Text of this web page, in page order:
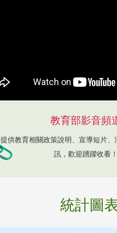
教育部影音頻
提供教育相關政策說明、宣導短片、
訊，歡迎踴躍收看！
統計圖